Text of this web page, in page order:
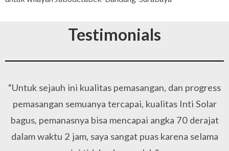
Testimonials
“Untuk sejauh ini kualitas pemasangan, dan progress
pemasangan semuanya tercapai, kualitas Inti Solar
bagus, pemanasnya bisa mencapai angka 70 derajat
dalam waktu 2 jam, saya sangat puas karena selama